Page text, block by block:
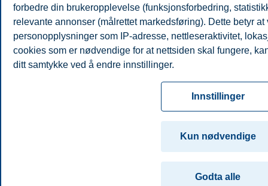
forbedre din brukeropplevelse (funksjonsforbedring,
relevante annonser (målrettet markedsføring). Dette betyr
personopplysninger som IP-adresse, nettleseraktivitet,
cookies som er nødvendige for at nettsiden skal fungere,
ditt samtykke ved å endre innstillinger.
Les mer om våre informasjonskapsler, hvilke opplysninger
innstillinger for informasjonskapsler. Du kan når som helst
samtykke i innstillingene ved å klikke på «Cookies»
cookie-erklæring
Innstillinger
Kun nødvendige
Godta alle